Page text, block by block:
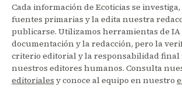
Cada información de Ecoticias se
fuentes primarias y la edita nuestra
publicarse. Utilizamos herramientas de
documentación y la redacción, pero la
criterio editorial y la responsabilidad final
nuestros editores humanos. Consulta
editoriales y conoce al equipo en nuestro